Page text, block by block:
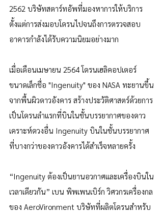
2562 บริษัทสตาร์ทอัพที่มองหาการให้บริการ
ตั้งแต่การส่งมอบโดรนไปจนถึงการตรวจสอบ
อาคารกำลังได้รับความนิยมอย่างมาก
เมื่อเดือนเมษายน 2564 โดรนเฮลิคอปเตอร์
ขนาดเล็กชื่อ "Ingenuity" ของ NASA ทะยานขึ้น
จากพื้นผิวดาวอังคาร สร้างประวัติศาสตร์ด้วยการ
เป็นโดรนลำแรกที่บินในชั้นบรรยากาศของดาว
เคราะห์ดวงอื่น Ingenuity บินในชั้นบรรยากาศ
ที่บางกว่าของดาวอังคารได้สำเร็จหลายครั้ง
“Ingenuity ต้องเป็นยานอวกาศและเครื่องบินใน
เวลาเดียวกัน” เบน พิพเพนเบิร์ก วิศวกรเครื่องกล
ของ AeroVironment บริษัทที่ผลิตโดรนสำหรับ